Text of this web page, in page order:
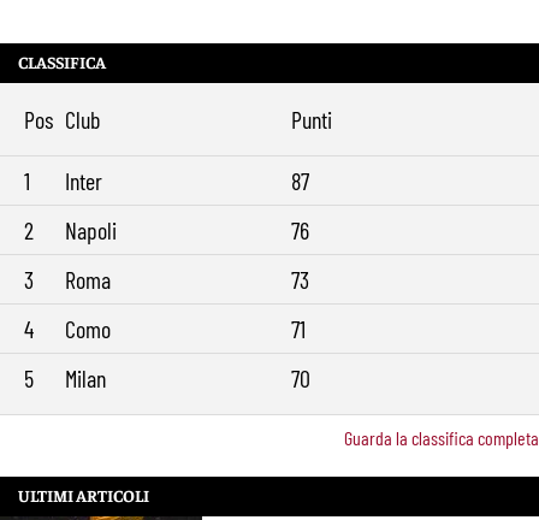
CLASSIFICA
Pos Club Punti
1 Inter
87
2
Napoli
76
3
Roma
73
4
Como
71
5
Milan 70
Guarda la classifica completa
ULTIMI ARTICOLI